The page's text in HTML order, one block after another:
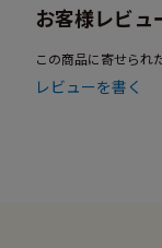
お客様レビュ
この商品に寄せられ
レビューを書く